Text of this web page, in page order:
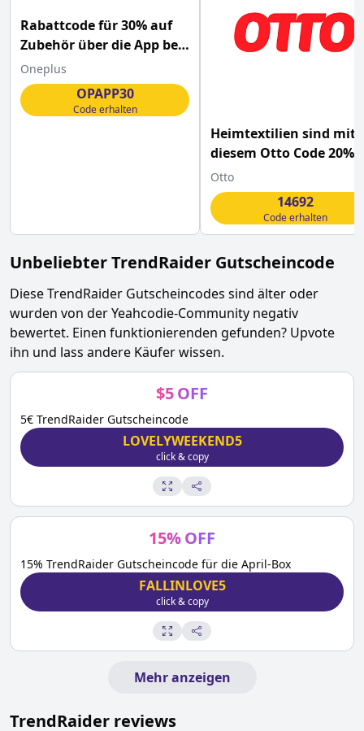
Rabattcode für 30% auf
Zubehör über die App bei
OnePlus
Oneplus
OPAPP30
Code erhalten
Heimtextilien sind mit
diesem Otto Code 20%
günstiger
Otto
14692
Code erhalten
UnbeliebterTrendRaider Gutscheincode
DieseTrendRaider Gutscheincodes sind älter oder
wurden von der Yeahcodie-Community negativ
bewertet. Einen funktionierenden gefunden? Upvote
ihn und lass andere Käufer wissen.
$5OFF
5€ TrendRaider Gutscheincode
LOVELYWEEKEND5
click & copy
15%OFF
15% TrendRaider Gutscheincode für die April-Box
FALLINLOVE5
click & copy
Mehr anzeigen
TrendRaider reviews